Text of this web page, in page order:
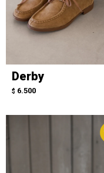
Derby
$ 6.500